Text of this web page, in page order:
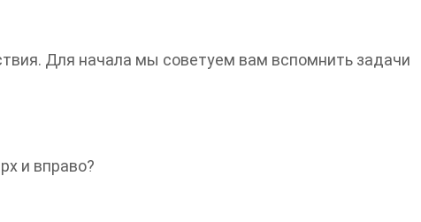
Для начала мы советуем вам вспомнить задачи
и вправо?